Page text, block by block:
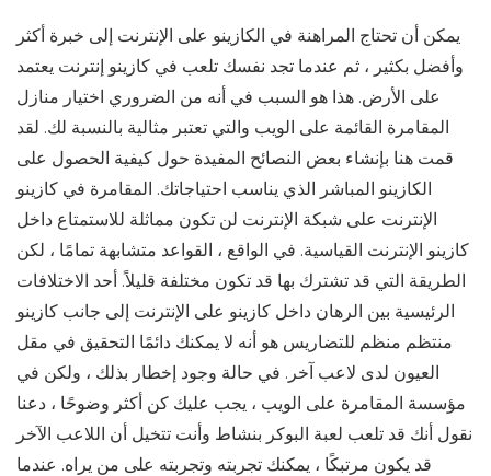
يمكن أن تحتاج المراهنة في الكازينو على الإنترنت إلى خبرة أكثر
وأفضل بكثير ، ثم عندما تجد نفسك تلعب في كازينو إنترنت يعتمد
على الأرض. هذا هو السبب في أنه من الضروري اختيار منازل
المقامرة القائمة على الويب والتي تعتبر مثالية بالنسبة لك. لقد
قمت هنا بإنشاء بعض النصائح المفيدة حول كيفية الحصول على
الكازينو المباشر الذي يناسب احتياجاتك. المقامرة في كازينو
الإنترنت على شبكة الإنترنت لن تكون مماثلة للاستمتاع داخل
كازينو الإنترنت القياسية. في الواقع ، القواعد متشابهة تمامًا ، لكن
الطريقة التي قد تشترك بها قد تكون مختلفة قليلاً. أحد الاختلافات
الرئيسية بين الرهان داخل كازينو على الإنترنت إلى جانب كازينو
منتظم منظم للتضاريس هو أنه لا يمكنك دائمًا التحقيق في مقل
العيون لدى لاعب آخر. في حالة وجود إخطار بذلك ، ولكن في
مؤسسة المقامرة على الويب ، يجب عليك كن أكثر وضوحًا ، دعنا
نقول أنك قد تلعب لعبة البوكر بنشاط وأنت تتخيل أن اللاعب الآخر
قد يكون مرتبكًا ، يمكنك تجربته وتجربته على من يراه. عندما